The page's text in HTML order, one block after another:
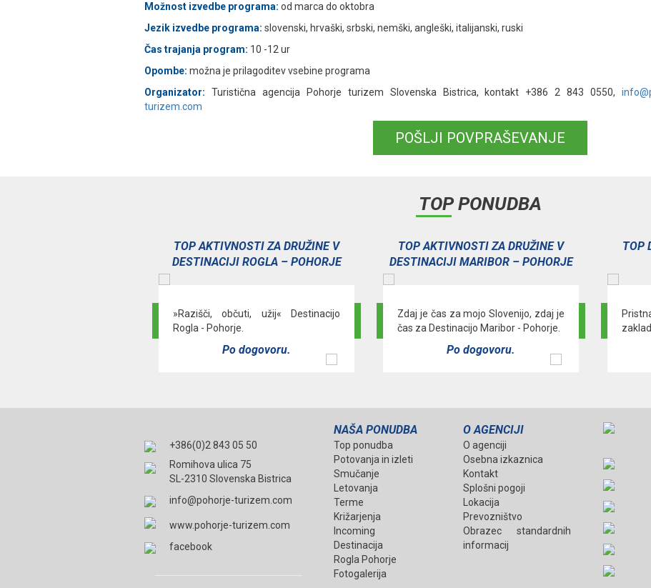
Možnost izvedbe programa: od marca do oktobra
Jezik izvedbe programa: slovenski, hrvaški, srbski, nemški, angleški, italijanski, ruski
Čas trajanja program: 10 -12 ur
Opombe: možna je prilagoditev vsebine programa
Organizator:
Turistična agencija Pohorje turizem Slovenska Bistrica, kontakt +386 2 843 0550,
turizem.com
POŠLJI POVPRAŠEVANJE
TOP PONUDBA
TOP AKTIVNOSTI ZA DRUŽINE V
DESTINACIJI ROGLA – POHORJE
»Razišči, občuti, užij« Destinacijo
Rogla - Pohorje.
Po dogovoru.
TOP AKTIVNOSTI ZA DRUŽINE V
DESTINACIJI MARIBOR – POHORJE
Zdaj je čas za mojo Slovenijo, zdaj je
čas za Destinacijo Maribor - Pohorje.
Po dogovoru.
TOP
+386(0)2 843 05 50
Romihova ulica 75
SL-2310 Slovenska Bistrica
info@pohorje-turizem.com
www.pohorje-turizem.com
facebook
NAŠA PONUDBA
Top ponudba
Potovanja in izleti
Smučanje
Letovanja
Terme
Križarjenja
Incoming
Destinacija
Rogla Pohorje
Fotogalerija
O AGENCIJI
O agenciji
Osebna izkaznica
Kontakt
Splošni pogoji
Lokacija
Prevozništvo
Obrazec standardnih
informacij